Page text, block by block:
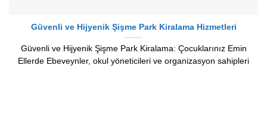
Güvenli ve Hijyenik Şişme Park Kiralama Hizmetleri
Güvenli ve Hijyenik Şişme Park Kiralama: Çocuklarınız Emin
Ellerde Ebeveynler, okul yöneticileri ve organizasyon sahipleri